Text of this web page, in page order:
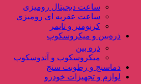
ساعت دیجیتال رومیزی
ساعت عقربه ای رومیزی
کرنومتر و تایمر
ذره‌بین و میکروسکوپ
ذره بین
میکروسکوپ و آندوسکوپ
دماسنج و رطوبت سنج
لوازم و تجهیزات خودرو